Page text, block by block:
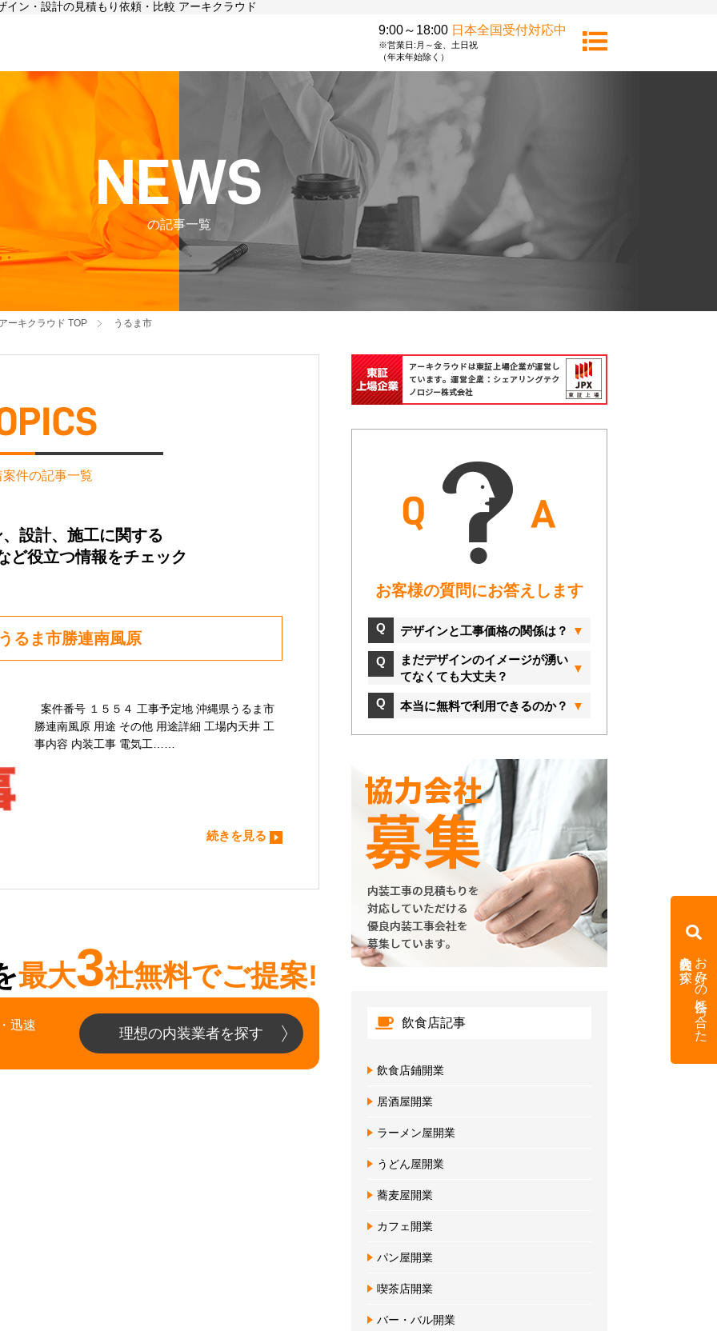
イン・設計の見積もり依頼・比較 アーキクラウド
9:00～18:00 日本全国受付対応中
※営業日:月～金、土日祝
（年末年始除く）
の記事一覧
ーキクラウド TOP うるま市
案件の記事一覧
設計、施工に関する
ど役立つ情報をチェック
るま市勝連南風原
案件番号 １５５４ 工事予定地 沖縄県うるま市
勝連南風原 用途 その他 用途詳細 工場内天井 工
事内容 内装工事 電気工……
続きを見る
最大3社無料でご提案!
迅速
理想の内装業者を探す
お客様の質問にお答えします
デザインと工事価格の関係は？
まだデザインのイメージが湧い
てなくても大丈夫？
本当に無料で利用できるのか？
飲食店記事
飲食店鋪開業
居酒屋開業
ラーメン屋開業
うどん屋開業
蕎麦屋開業
カフェ開業
パン屋開業
喫茶店開業
バー・バル開業
お好みの条件に合った
内装会社を探す